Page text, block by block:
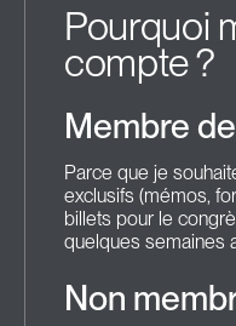
Pourquoi
compte ?
Membre de
Parce que je
exclusifs (mémos,
billets pour le
quelques semaines
Non